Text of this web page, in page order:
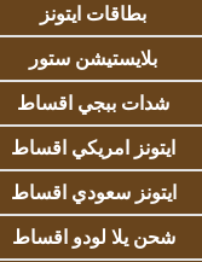
بطاقات ايتونز
بلايستيشن ستور
شدات ببجي اقساط
ايتونز امريكي اقساط
ايتونز سعودي اقساط
شحن يلا لودو اقساط